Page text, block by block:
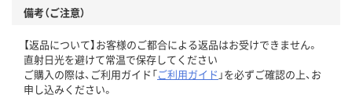
備考（ご注意）
【返品について】お客様のご都合による返品はお受けできません。
直射日光を避けて常温で保存してください
ご購入の際は、ご利用ガイド「ご利用ガイド 」を必ずご確認の上、お
申し込みください。